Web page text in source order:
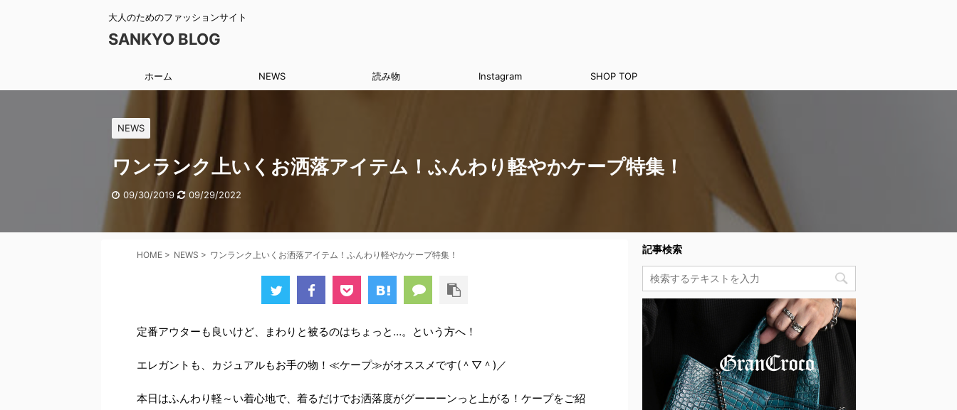
大人のためのファッションサイト
SANKYO BLOG
ホーム NEWS 読み物 Instagram SHOP TOP
NEWS
ワンランク上いくお洒落アイテム！ふんわり軽やかケープ特集！
09/30/2019 09/29/2022
HOME > NEWS > ワンランク上いくお洒落アイテム！ふんわり軽やかケープ特集！
定番アウターも良いけど、まわりと被るのはちょっと…。という方へ！
エレガントも、カジュアルもお手の物！≪ケープ≫がオススメです(＾▽＾)／
本日はふんわり軽～い着心地で、着るだけでお洒落度がグーーーンっと上がる！ケープをご紹
記事検索